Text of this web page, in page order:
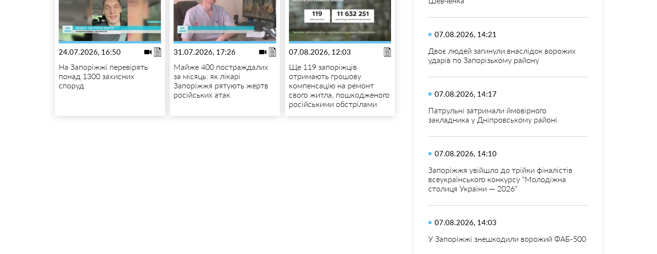
24.07.2026, 16:50
На Запоріжжі перевірять
понад 1300 захисних
споруд
31.07.2026, 17:26
Майже 400 постраждалих
за місяць: як лікарі
Запоріжжя рятують жертв
російських атак
07.08.2026, 12:03
Ще 119 запоріжців
отримають грошову
компенсацію на ремонт
свого житла, пошкодженого
російськими обстрілами
07.08.2026, 14:21
Двоє людей загинули внаслідок ворожих
ударів по Запорізькому району
07.08.2026, 14:17
Патрульні затримали ймовірного
закладника у Дніпровському районі
07.08.2026, 14:10
Запоріжжя увійшло до трійки фіналістів
всеукраїнського конкурсу “Молодіжна
столиця України — 2026”
07.08.2026, 14:03
У Запоріжжі знешкодили ворожий ФАБ-500